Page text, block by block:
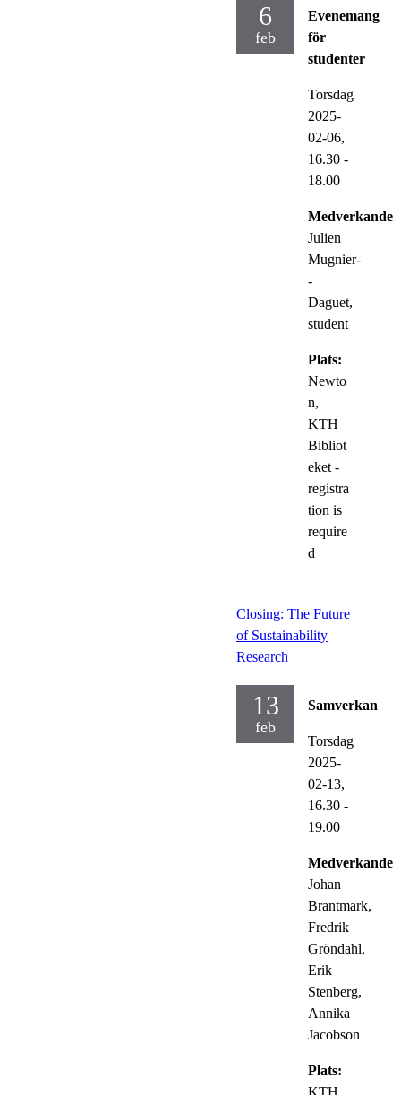
6
feb
Evenemang
för
studenter
Torsdag
2025-
02-06,
16.30 -
18.00
Medverkande:
Julien
Mugnier-
-
Daguet,
student
Plats:
Newto
n,
KTH
Bibliot
eket -
registra
tion is
require
d
Closing: The Future
of Sustainability
Research
13
feb
Samverkan
Torsdag
2025-
02-13,
16.30 -
19.00
Medverkande:
Johan
Brantmark,
Fredrik
Gröndahl,
Erik
Stenberg,
Annika
Jacobson
Plats:
KTH